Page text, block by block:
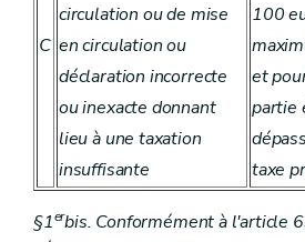
C
circulation ou de mise
en circulation ou
déclaration incorrecte
ou inexacte donnant
lieu à une taxation
insuffisante
100
et
partie
taxe
§1erbis. Conformément à l'article